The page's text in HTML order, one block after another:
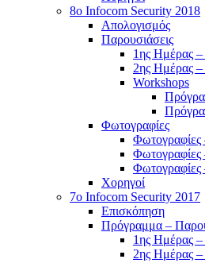
8ο Infocom Security 2018
Απολογισμός
Παρουσιάσεις
1ης Ημέρας
2ης Ημέρας
Workshops
Φωτογραφίες
Φωτογραφίες
Φωτογραφίες
Φωτογραφίες
Χορηγοί
7o Infocom Security 2017
Επισκόπηση
Πρόγραμμα –
1ης Ημέρας
2ης Ημέρας